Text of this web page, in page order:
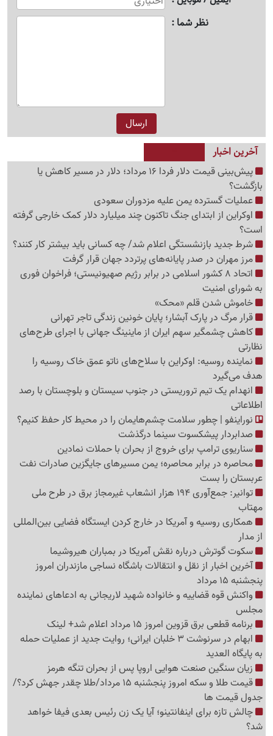
نظر شما
آخرین اخبار
پیش‌بینی قیمت دلار فردا 16 مرداد؛ دلار در مسیر کاهش یا
بازگشت؟
عملیات گسترده یمن علیه مزدوران سعودی
اوکراین از ابتدای جنگ تاکنون چند میلیارد دلار کمک خارجی گرفته
است؟
شرط جدید بازنشستگی اعلام شد/ چه کسانی باید بیشتر کار کنند؟
مرز مهران در صدر پایانه‌های پرتردد جهان قرار گرفت
اتحاد 8 کشور اسلامی در برابر رژیم صهیونیستی؛ فراخوان فوری
به شورای امنیت
خاموش شدن قلم «محک»
قرار مرگ در پارک آبشار؛ پایان خونین زندگی تاجر تهرانی
کاهش چشمگیر سهم ایران از ماینینگ جهانی با اجرای طرح‌های
نظارتی
نماینده روسیه: اوکراین با سلاح‌های ناتو عمق خاک روسیه را
هدف می‌گیرد
انهدام یک تیم تروریستی در جنوب سیستان و بلوچستان با رصد
اطلاعاتی
نوراینفو | چطور سلامت چشم‌هایمان را در محیط کار حفظ کنیم؟
صدابردار پیشکسوت سینما درگذشت
سناریوی ترامپ برای خروج از بحران با حملات نمادین
محاصره در برابر محاصره؛ یمن مسیرهای جایگزین صادرات نفت
عربستان را بست
توانیر: جمع‌آوری 194 هزار انشعاب غیرمجاز برق در طرح ملی
مهتاب
همکاری روسیه و آمریکا در خارج کردن ایستگاه فضایی بین‌المللی
از مدار
سکوت گوترش درباره نقش آمریکا در بمباران هیروشیما
آخرین اخبار از نقل و انتقالات باشگاه نساجی مازندران امروز
پنجشنبه 15 مرداد
واکنش قوه قضاییه و خانواده شهید لاریجانی به ادعاهای نماینده
مجلس
برنامه قطعی برق قزوین امروز 15 مرداد اعلام شد+ لینک
ابهام در سرنوشت 3 خلبان ایرانی؛ روایت جدید از عملیات حمله
به پایگاه العدید
زیان سنگین صنعت هوایی اروپا پس از بحران تنگه هرمز
قیمت طلا و سکه امروز پنجشنبه 15 مرداد/طلا چقدر جهش کرد؟/
جدول قیمت ها
چالش تازه برای اینفانتینو؛ آیا یک زن رئیس بعدی فیفا خواهد
شد؟